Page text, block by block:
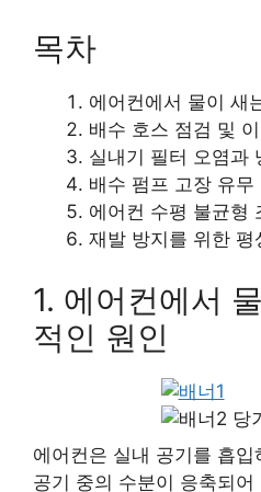
목차
에어컨에서 물이 새
배수 호스 점검 및
실내기 필터 오염과
배수 펌프 고장 유무
에어컨 수평 불균형
재발 방지를 위한 평
1. 에어컨에서
적인 원인
당
에어컨은 실내 공기를 흡
공기 중의 수분이 응축되